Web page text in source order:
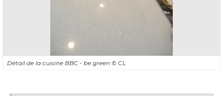
Détail de la cuisine BBC - be green © CL